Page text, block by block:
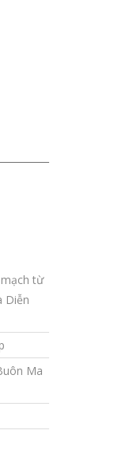
từ
Diễn
Ma